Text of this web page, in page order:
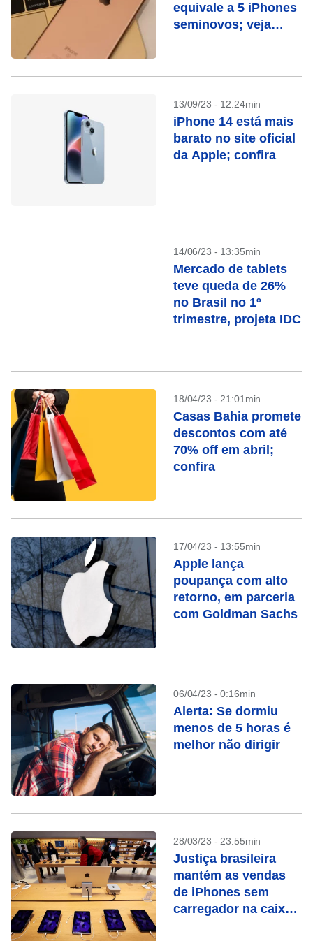
equivale a 5 iPhones
seminovos; veja
13/09/23 - 12:24min
iPhone 14 está mais
barato no site oficial
da Apple; confira
14/06/23 - 13:35min
Mercado de tablets
teve queda de 26%
no Brasil no 1º
trimestre, projeta IDC
18/04/23 - 21:01min
Casas Bahia promete
descontos com até
70% off em abril;
confira
17/04/23 - 13:55min
Apple lança
poupança com alto
retorno, em parceria
com Goldman Sachs
06/04/23 - 0:16min
Alerta: Se dormiu
menos de 5 horas é
melhor não dirigir
28/03/23 - 23:55min
Justiça brasileira
mantém as vendas
de iPhones sem
carregador na caixa